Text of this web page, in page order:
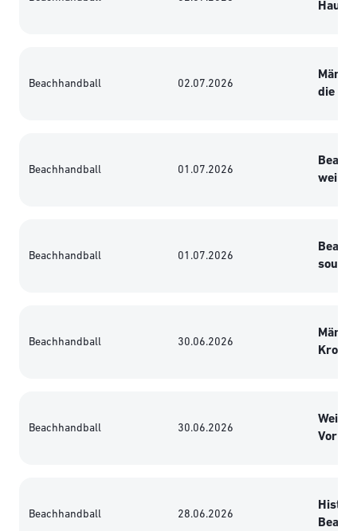
Beachhandball 02.07.2026
die
Beachhandball 01.07.2026
Beachhandball 01.07.2026
Beachhandball 30.06.2026
Beachhandball 30.06.2026
Beachhandball 28.06.2026